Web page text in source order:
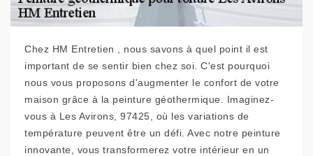
Chez HM Entretien , nous savons à quel point il est
important de se sentir bien chez soi. C'est pourquoi
nous vous proposons d'augmenter le confort de votre
maison grâce à la peinture géothermique. Imaginez-
vous à Les Avirons, 97425, où les variations de
température peuvent être un défi. Avec notre peinture
innovante, vous transformerez votre intérieur en un